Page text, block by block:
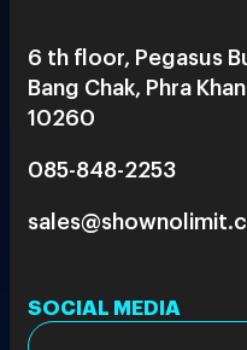
6 th floor, Pegasus
Bang Chak, Phra
10260
085-848-2253
SOCIAL MEDIA